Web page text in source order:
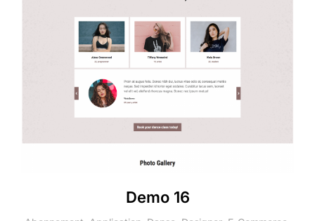
Demo 16